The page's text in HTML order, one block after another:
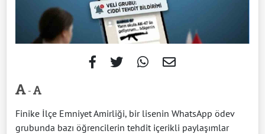
-
Finike İlçe Emniyet Amirliği, bir lisenin WhatsApp ödev
grubunda bazı öğrencilerin tehdit içerikli paylaşımlar